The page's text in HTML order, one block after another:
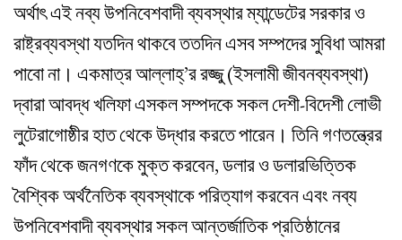
অর্থাৎ এই নব্য উপনিবেশবাদী ব্যবস্থার ম্যান্ডেটের সরকার ও
রাষ্ট্রব্যবস্থা যতদিন থাকবে ততদিন এসব সম্পদের সুবিধা আমরা
পাবো না। একমাত্র আল্লাহ্‌’র রজ্জু (ইসলামী জীবনব্যবস্থা)
দ্বারা আবদ্ধ খলিফা এসকল সম্পদকে সকল দেশী-বিদেশী লোভী
লুটেরাগোষ্ঠীর হাত থেকে উদ্ধার করতে পারেন। তিনি গণতন্ত্রের
ফাঁদ থেকে জনগণকে মুক্ত করবেন, ডলার ও ডলারভিত্তিক
বৈশ্বিক অর্থনৈতিক ব্যবস্থাকে পরিত্যাগ করবেন এবং নব্য
উপনিবেশবাদী ব্যবস্থার সকল আন্তর্জাতিক প্রতিষ্ঠানের